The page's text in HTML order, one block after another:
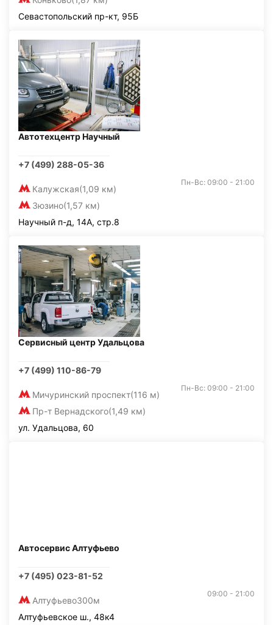
Севастопольский пр-кт, 95Б
Автотехцентр Научный
+7 (499) 288-05-36
Калужская(1,09 км)
Зюзино(1,57 км)
Пн-Вс: 09:00 - 21:00
Научный п-д, 14А, стр.8
Сервисный центр Удальцова
+7 (499) 110-86-79
Мичуринский проспект(116 м)
Пр-т Вернадского(1,49 км)
Пн-Вс: 09:00 - 21:00
ул. Удальцова, 60
Автосервис Алтуфьево
+7 (495) 023-81-52
Алтуфьево300м
09:00 - 21:00
Алтуфьевское ш., 48к4